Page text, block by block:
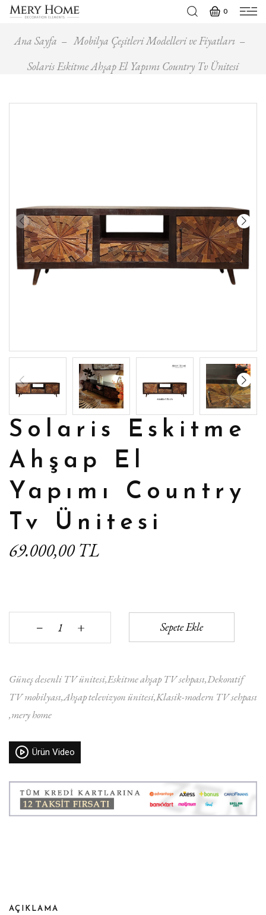
0
Ana Sayfa
Mobilya Çeşitleri Modelleri ve Fiyatları
Solaris Eskitme Ahşap El Yapımı Country Tv Ünitesi
Solaris Eskitme
Ahşap El
Yapımı Country
Tv Ünitesi
69.000,00 TL
‒ + Sepete Ekle
Güneş desenli TV ünitesiEskitme ahşap TV sehpası Dekoratif
TV mobilyası Ahşap televizyon ünitesiKlasik-modern TV sehpası
mery home
Ürün Video
AÇIKLAMA